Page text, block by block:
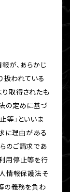
が、あらかじ
扱われている
取得されたも
の定めに基づ
等」といいま
に理由がある
のご請求であ
用停止等を行
人情報保護法そ
の義務を負わ